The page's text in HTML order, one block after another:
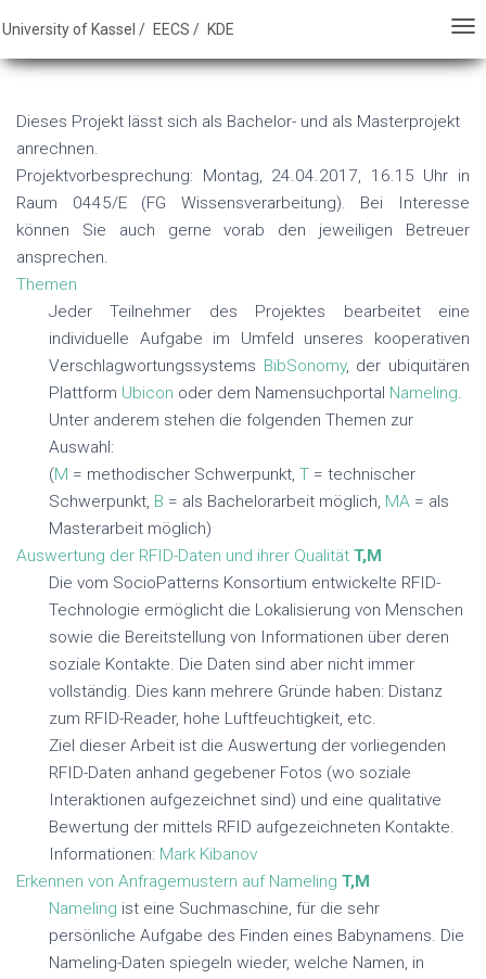
- FB 16 - University of Kassel
O
E
N
A
G
A
T
University of Kassel / EECS / KDE
O
E
N
A
G
A
T
Dieses Projekt lässt sich als Bachelor- und als Masterprojekt
anrechnen.
Projektvorbesprechung: Montag, 24.04.2017, 16.15 Uhr in
Raum 0445/E (FG Wissensverarbeitung). Bei Interesse
können Sie auch gerne vorab den jeweiligen Betreuer
ansprechen.
Themen
Jeder Teilnehmer des Projektes bearbeitet eine
individuelle Aufgabe im Umfeld unseres kooperativen
Verschlagwortungssystems BibSonomy, der ubiquitären
Plattform Ubicon oder dem Namensuchportal Nameling.
Unter anderem stehen die folgenden Themen zur
Auswahl:
(M = methodischer Schwerpunkt, T = technischer
Schwerpunkt, B = als Bachelorarbeit möglich, MA = als
Masterarbeit möglich)
Auswertung der RFID-Daten und ihrer Qualität T,M
Die vom SocioPatterns Konsortium entwickelte RFID-
Technologie ermöglicht die Lokalisierung von Menschen
sowie die Bereitstellung von Informationen über deren
soziale Kontakte. Die Daten sind aber nicht immer
vollständig. Dies kann mehrere Gründe haben: Distanz
zum RFID-Reader, hohe Luftfeuchtigkeit, etc.
Ziel dieser Arbeit ist die Auswertung der vorliegenden
RFID-Daten anhand gegebener Fotos (wo soziale
Interaktionen aufgezeichnet sind) und eine qualitative
Bewertung der mittels RFID aufgezeichneten Kontakte.
Informationen: Mark Kibanov
Erkennen von Anfragemustern auf Nameling T,M
Nameling ist eine Suchmaschine, für die sehr
persönliche Aufgabe des Finden eines Babynamens. Die
Nameling-Daten spiegeln wieder, welche Namen, in